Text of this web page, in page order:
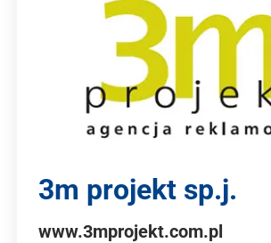
3m projekt sp.j.
www.3mprojekt.com.pl